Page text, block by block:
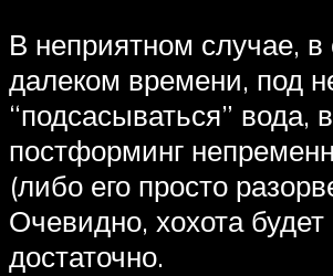
В неприятном случае,
далеком времени, под
“подсасываться” вода,
постформинг
(либо его просто
Очевидно, хохота будет
достаточно.